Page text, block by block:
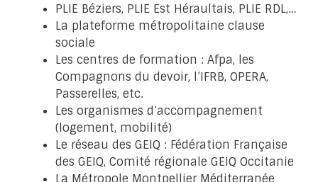
PLIE Béziers, PLIE Est Héraultais, PLIE RDL,…
La plateforme métropolitaine clause
sociale
Les centres de formation : Afpa, les
Compagnons du devoir, l’IFRB, OPERA,
Passerelles, etc.
Les organismes d’accompagnement
(logement, mobilité)
Le réseau des GEIQ : Fédération Française
des GEIQ, Comité régionale GEIQ Occitanie
La Métropole Montpellier Méditerranée